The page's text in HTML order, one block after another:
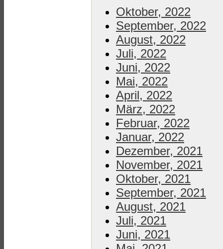
Oktober, 2022
September, 2022
August, 2022
Juli, 2022
Juni, 2022
Mai, 2022
April, 2022
März, 2022
Februar, 2022
Januar, 2022
Dezember, 2021
November, 2021
Oktober, 2021
September, 2021
August, 2021
Juli, 2021
Juni, 2021